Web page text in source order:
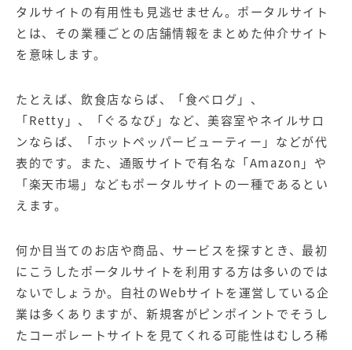
タルサイトの有用性も見逃せません。ポータルサイト
とは、その業種ごとの店舗情報をまとめた仲介サイト
を意味します。
たとえば、飲食店ならば、「食べログ」、
「Retty」、「ぐるなび」など、美容室やネイルサロ
ンならば、「ホットペッパービューティー」などが代
表的です。また、通販サイトで有名な「Amazon」や
「楽天市場」などもポータルサイトの一種であるとい
えます。
何か目当てのお店や商品、サービスを探すとき、最初
にこうしたポータルサイトを利用する方は多いのでは
ないでしょうか。自社のWebサイトを運営している企
業は多くありますが、新規客がピンポイントでそうし
たコーポレートサイトを見てくれる可能性はむしろ稀